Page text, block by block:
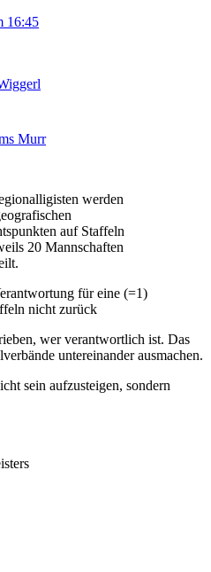
16:45
Murr
werden
auf Staffeln
20 Mannschaften
für eine (=1)
nicht zurück
wer verantwortlich ist. Das
untereinander ausmachen.
sein aufzusteigen, sondern